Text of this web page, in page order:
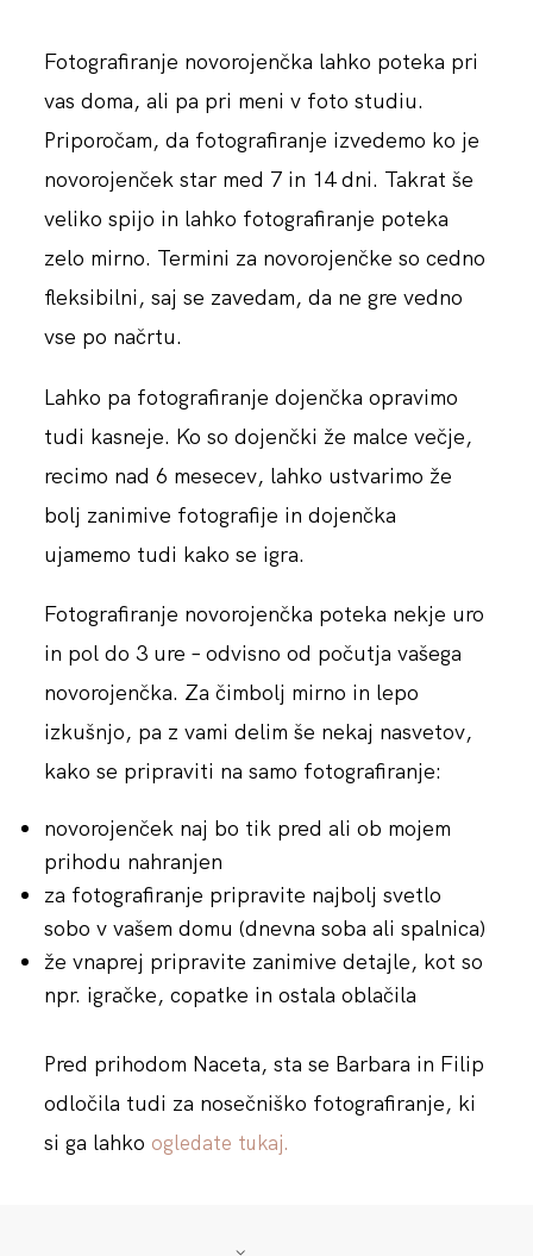
Fotografiranje novorojenčka lahko poteka pri
vas doma, ali pa pri meni v foto studiu.
Priporočam, da fotografiranje izvedemo ko je
novorojenček star med 7 in 14 dni. Takrat še
veliko spijo in lahko fotografiranje poteka
zelo mirno. Termini za novorojenčke so cedno
fleksibilni, saj se zavedam, da ne gre vedno
vse po načrtu.
Lahko pa fotografiranje dojenčka opravimo
tudi kasneje. Ko so dojenčki že malce večje,
recimo nad 6 mesecev, lahko ustvarimo že
bolj zanimive fotografije in dojenčka
ujamemo tudi kako se igra.
Fotografiranje novorojenčka poteka nekje uro
in pol do 3 ure – odvisno od počutja vašega
novorojenčka. Za čimbolj mirno in lepo
izkušnjo, pa z vami delim še nekaj nasvetov,
kako se pripraviti na samo fotografiranje:
novorojenček naj bo tik pred ali ob mojem
prihodu nahranjen
za fotografiranje pripravite najbolj svetlo
sobo v vašem domu (dnevna soba ali spalnica)
že vnaprej pripravite zanimive detajle, kot so
npr. igračke, copatke in ostala oblačila
Pred prihodom Naceta, sta se Barbara in Filip
odločila tudi za nosečniško fotografiranje, ki
si ga lahko ogledate tukaj.